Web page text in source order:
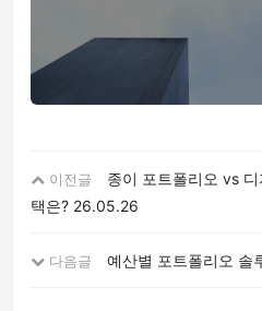
이전글
종이 포트폴리오 vs
택은? 26.05.26
다음글 예산별 포트폴리오 솔